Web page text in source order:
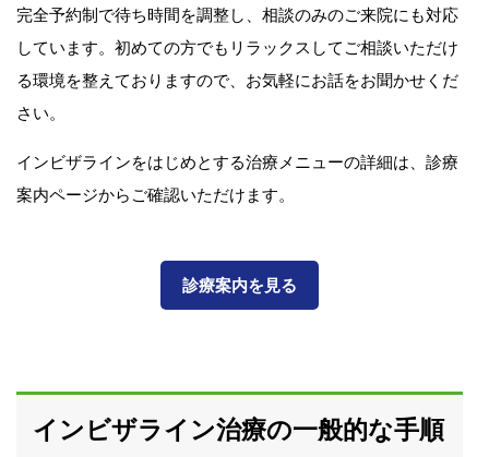
完全予約制で待ち時間を調整し、相談のみのご来院にも対応
しています。初めての方でもリラックスしてご相談いただけ
る環境を整えておりますので、お気軽にお話をお聞かせくだ
さい。
インビザラインをはじめとする治療メニューの詳細は、診療
案内ページからご確認いただけます。
診療案内を見る
インビザライン治療の一般的な手順